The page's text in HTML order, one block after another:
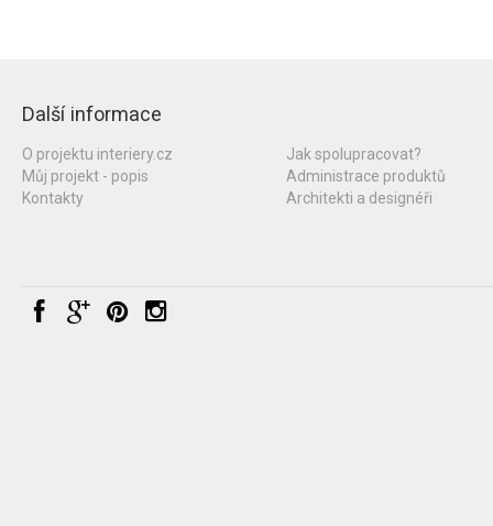
Další informace
O projektu interiery.cz
Můj projekt - popis
Kontakty
Jak spolupracovat?
Administrace produktů
Architekti a designéři